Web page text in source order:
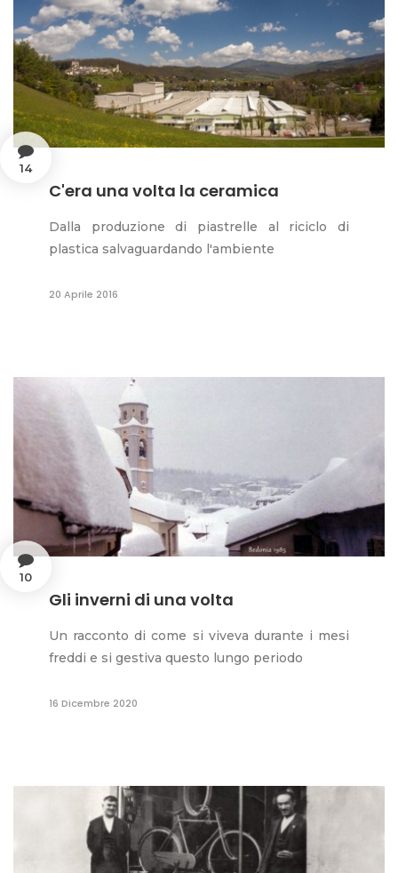
14
C'era una volta la ceramica
Dalla produzione di piastrelle al riciclo di
plastica salvaguardando l'ambiente
20 Aprile 2016
10
Gli inverni di una volta
Un racconto di come si viveva durante i mesi
freddi e si gestiva questo lungo periodo
16 Dicembre 2020